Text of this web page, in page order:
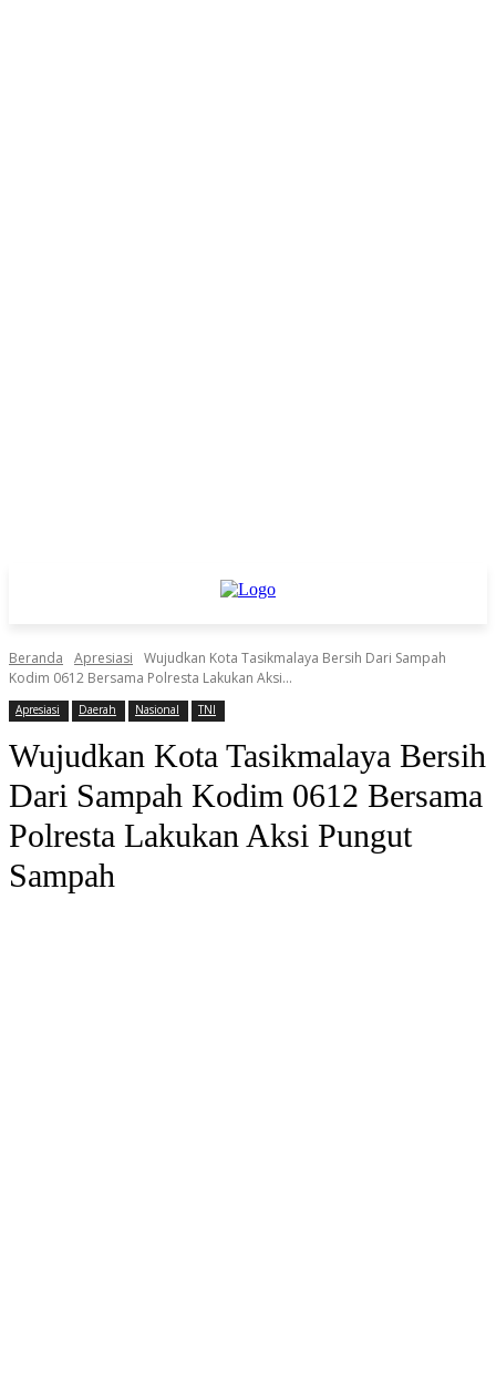
Beranda Apresiasi
Wujudkan Kota Tasikmalaya Bersih Dari Sampah
Kodim 0612 Bersama Polresta Lakukan Aksi...
Apresiasi Daerah Nasional TNI
Wujudkan Kota Tasikmalaya Bersih
Dari Sampah Kodim 0612 Bersama
Polresta Lakukan Aksi Pungut
Sampah